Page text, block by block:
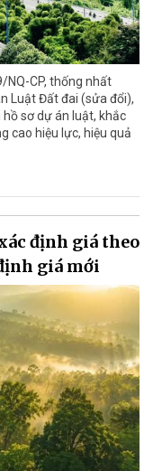
NQ-CP, thống nhất
Luật Đất đai (sửa đổi),
sơ dự án luật, khắc
cao hiệu lực, hiệu quả
định giá theo
giá mới